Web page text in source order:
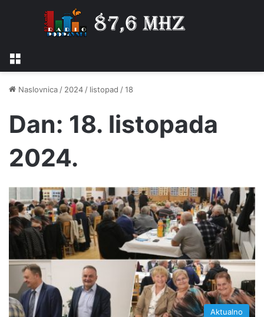
Naslovnica / 2024 / listopad /18
Dan: 18. listopada
2024.
Aktualno